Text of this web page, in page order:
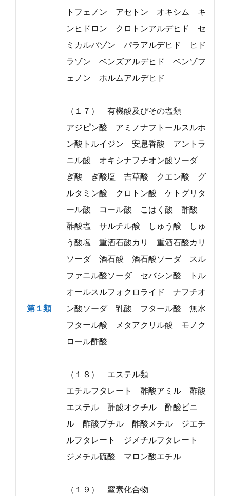
第１類
トフェノン アセトン オキシム キ
ンヒドロン クロトンアルデヒド セ
ミカルバゾン パラアルデヒド ヒド
ラゾン ベンズアルデヒド ベンゾフ
ェノン ホルムアルデヒド
（１７） 有機酸及びその塩類
アジピン酸 アミノナフトールスルホ
ン酸トルイジン 安息香酸 アントラ
ニル酸 オキシナフチオン酸ソーダ
ぎ酸 ぎ酸塩 吉草酸 クエン酸 グ
ルタミン酸 クロトン酸 ケトグリタ
ール酸 コール酸 こはく酸 酢酸
酢酸塩 サルチル酸 しゅう酸 しゅ
う酸塩 重酒石酸カリ 重酒石酸カリ
ソーダ 酒石酸 酒石酸ソーダ スル
ファニル酸ソーダ セバシン酸 トル
オールスルフォクロライド ナフチオ
ン酸ソーダ 乳酸 フタール酸 無水
フタール酸 メタアクリル酸 モノク
ロール酢酸
（１８） エステル類
エチルフタレート 酢酸アミル 酢酸
エステル 酢酸オクチル 酢酸ビニ
ル 酢酸ブチル 酢酸メチル ジエチ
ルフタレート ジメチルフタレート
ジメチル硫酸 マロン酸エチル
（１９） 窒素化合物